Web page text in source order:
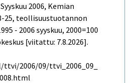
Syyskuu 2006, Kemian
25, teollisuustuotannon
- 2006 syyskuu, 2000=100
[viitattu: 7.8.2026].
2006/09/ttvi_2006_09_